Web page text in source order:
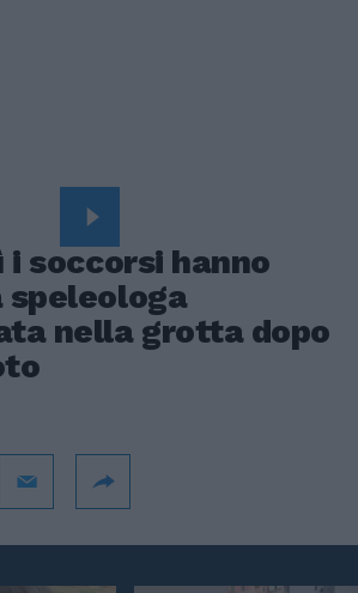
i soccorsi hanno
nella grotta dopo